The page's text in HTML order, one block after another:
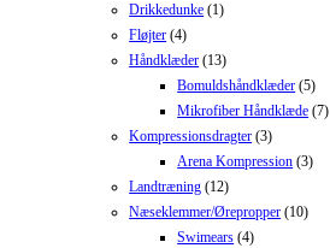
Drikkedunke (1)
Fløjter (4)
Håndklæder (13)
Bomuldshåndklæder (5)
Mikrofiber Håndklæde (7)
Kompressionsdragter (3)
Arena Kompression (3)
Landtræning (12)
Næseklemmer/Ørepropper (10)
Swimears (4)